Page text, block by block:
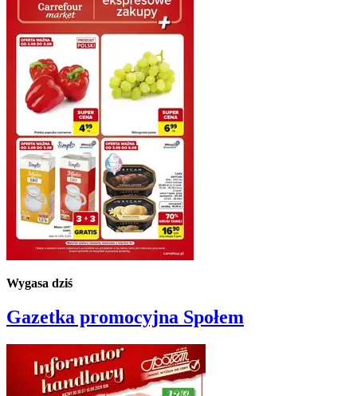
Wygasa dziś
Gazetka promocyjna Społem